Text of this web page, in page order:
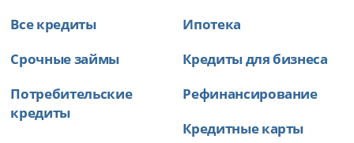
Все кредиты
Срочные займы
Потребительские
кредиты
Ипотека
Кредиты для бизнеса
Рефинансирование
Кредитные карты